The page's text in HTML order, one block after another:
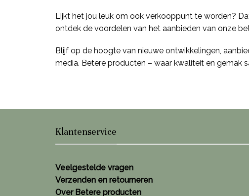
Lijkt het jou leuk om ook verkooppunt te worden?
ontdek de voordelen van het aanbieden van onze
Blijf op de hoogte van nieuwe ontwikkelingen,
media. Betere producten – waar kwaliteit en gemak
Klantenservice
Veelgestelde vragen
Verzenden en retourneren
Over Betere producten